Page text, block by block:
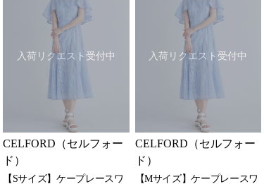
入荷リクエスト受付中
CELFORD（セルフォー
ド）
【Sサイズ】ケープレースワ
入荷リクエスト受付中
CELFORD（セルフォー
ド）
【Mサイズ】ケープレースワ